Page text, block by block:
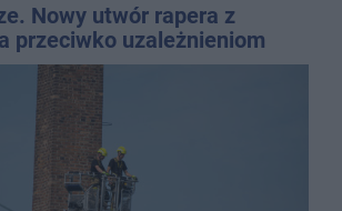
Nowy utwór rapera z
przeciwko uzależnieniom